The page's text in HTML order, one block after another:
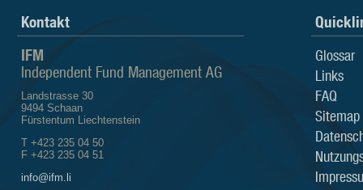
Kontakt
IFM
Independent Fund Management AG
Landstrasse 30
9494 Schaan
Fürstentum Liechtenstein
T +423 235 04 50
F +423 235 04 51
info@ifm.li
Glossar
Links
FAQ
Sitemap